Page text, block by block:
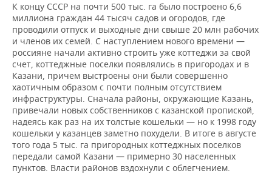
К концу СССР на почти 500 тыс. га было построено 6,6
миллиона граждан 44 тысяч садов и огородов, где
проводили отпуск и выходные дни свыше 20 млн рабочих
и членов их семей. С наступлением нового времени —
россияне начали активно строить уже коттеджи за свой
счет, коттеджные поселки появлялись в пригородах и в
Казани, причем выстроены они были совершенно
хаотичным образом с почти полным отсутствием
инфраструктуры. Сначала районы, окружающие Казань,
привечали новых собственников с казанской пропиской,
надеясь как раз на их толстые кошельки — но к 1998 году
кошельки у казанцев заметно похудели. В итоге в августе
того года 5 тыс. га пригородных коттеджных поселков
передали самой Казани — примерно 30 населенных
пунктов. Власти районов вздохнули с облегчением.